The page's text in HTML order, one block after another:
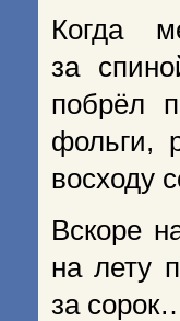
Когда
за
побрёл
фольги,
восходу
Вскоре
на лету
за